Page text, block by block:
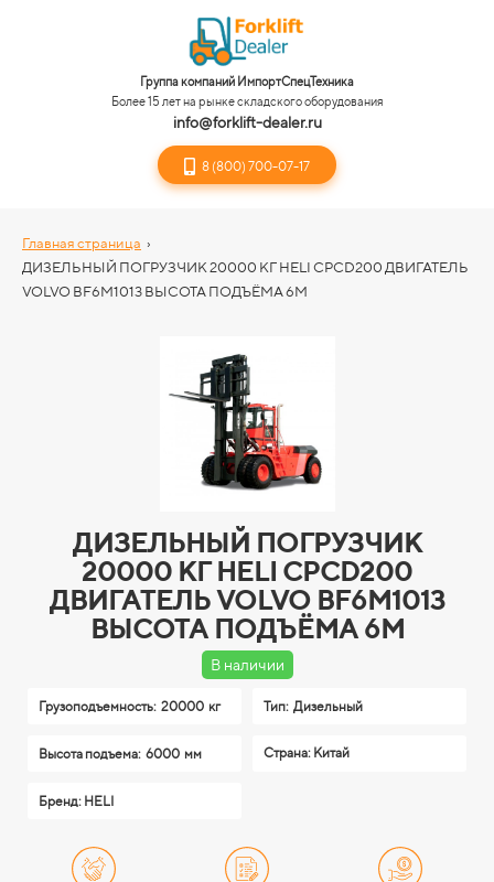
Группа компаний ИмпортСпецТехника
Более 15 лет на рынке складского оборудования
info@forklift-dealer.ru
8 (800) 700-07-17
Главная страница ›
ДИЗЕЛЬНЫЙ ПОГРУЗЧИК 20000 КГ HELI CPCD200 ДВИГАТЕЛЬ
VOLVO BF6M1013 ВЫСОТА ПОДЪЁМА 6М
ДИЗЕЛЬНЫЙ ПОГРУЗЧИК
20000 КГ HELI CPCD200
ДВИГАТЕЛЬ VOLVO BF6M1013
ВЫСОТА ПОДЪЁМА 6М
В наличии
Грузоподъемность: 20000 кг Тип: Дизельный
Высота подъема: 6000 мм Страна: Китай
Бренд: HELI